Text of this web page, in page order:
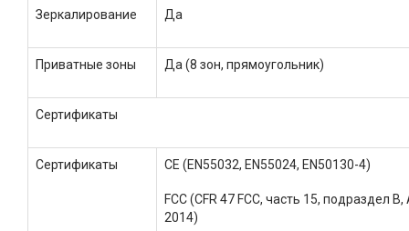
Зеркалирование Да
Приватные зоны Да (8 зон, прямоугольник)
Сертификаты
Сертификаты CE (EN55032, EN55024, EN50130-4)
FCC (CFR 47 FCC, часть 15, подраздел B,
2014)